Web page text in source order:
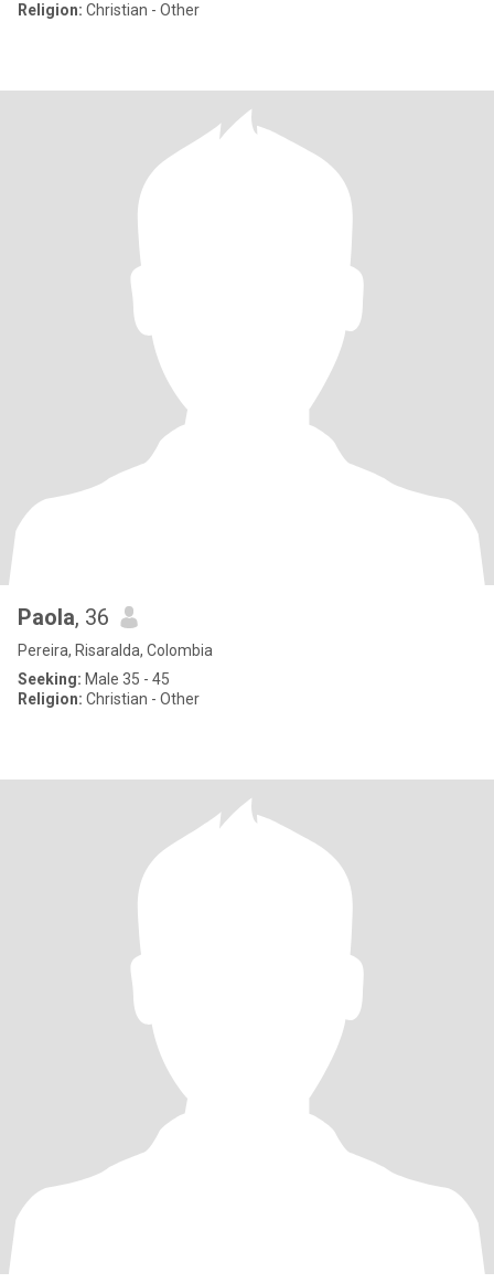
Religion: Christian - Other
Paola, 36
Pereira, Risaralda, Colombia
Seeking: Male 35 - 45
Religion: Christian - Other